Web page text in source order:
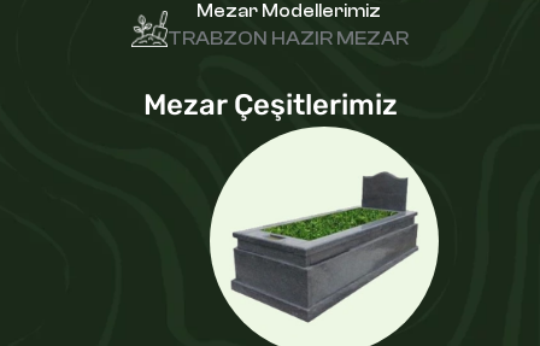
Mezar Modellerimiz
TRABZON HAZIR MEZAR
Mezar Çeşitlerimiz